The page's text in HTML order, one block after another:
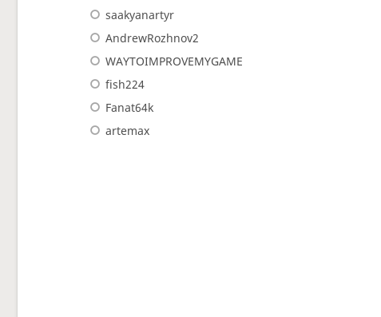
saakyanartyr
AndrewRozhnov2
WAYTOIMPROVEMYGAME
fish224
Fanat64k
artemax